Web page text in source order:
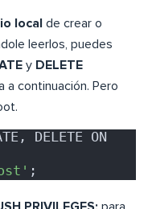
local de crear o
leerlos, puedes
y DELETE
a continuación. Pero
DELETE ON
;